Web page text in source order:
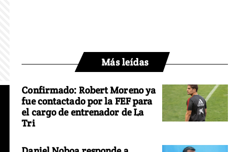
Más leídas
Confirmado: Robert Moreno ya
fue contactado por la FEF para
el cargo de entrenador de La
Tri